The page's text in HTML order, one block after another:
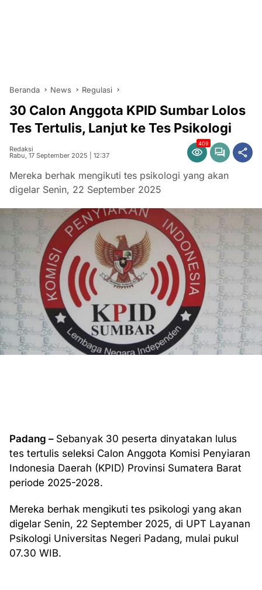
Beranda News Regulasi
30 Calon Anggota KPID Sumbar Lolos
Tes Tertulis, Lanjut ke Tes Psikologi
Redaksi
Rabu, 17 September 2025 | 12:37
409
Mereka berhak mengikuti tes psikologi yang akan
digelar Senin, 22 September 2025
Padang – Sebanyak 30 peserta dinyatakan lulus
tes tertulis seleksi Calon Anggota Komisi Penyiaran
Indonesia Daerah (KPID) Provinsi Sumatera Barat
periode 2025-2028.
Mereka berhak mengikuti tes psikologi yang akan
digelar Senin, 22 September 2025, di UPT Layanan
Psikologi Universitas Negeri Padang, mulai pukul
07.30 WIB.